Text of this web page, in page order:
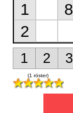
1
8
2
1 2 3
(1 röster)